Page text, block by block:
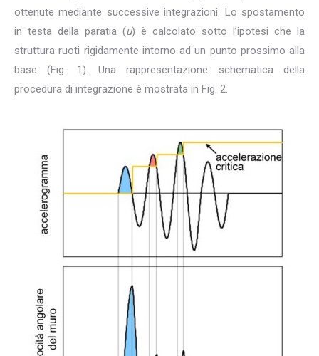
ottenute mediante successive integrazioni. Lo spostamento
in testa della paratia (u) è calcolato sotto l’ipotesi che la
struttura ruoti rigidamente intorno ad un punto prossimo alla
base (Fig. 1). Una rappresentazione schematica della
procedura di integrazione è mostrata in Fig. 2.